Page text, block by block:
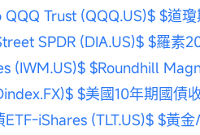
Trust (QQQ.US)$ $道瓊
SPDR (DIA.US)$ $羅素
(IWM.US)$ $Roundhill
$美國10年期國債
iShares (TLT.US)$ $黃金